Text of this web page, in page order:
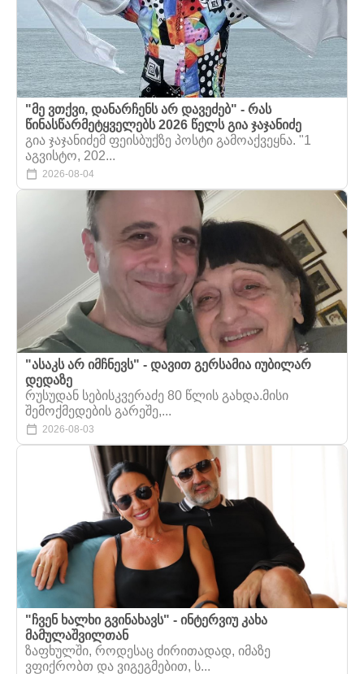
"მე ვთქვი, დანარჩენს არ დავეძებ" - რას
წინასწარმეტყველებს 2026 წელს გია ჯაჯანიძე
გია ჯაჯანიძემ ფეისბუქზე პოსტი გამოაქვეყნა. "1
აგვისტო, 202...
2026-08-04
"ასაკს არ იმჩნევს" - დავით გერსამია იუბილარ
დედაზე
რუსუდან სებისკვერაძე 80 წლის გახდა.მისი
შემოქმედების გარეშე,...
2026-08-03
"ჩვენ ხალხი გვინახავს" - ინტერვიუ კახა
მამულაშვილთან
ზაფხულში, როდესაც ძირითადად, იმაზე
ვფიქრობთ და ვიგეგმებით, ს...